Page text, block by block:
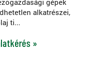
gépek
alkatrészei,
ti...
»